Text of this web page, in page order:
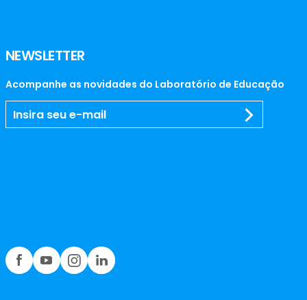
NEWSLETTER
Acompanhe as novidades do Laboratório de Educação